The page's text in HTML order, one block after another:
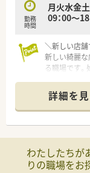
勤務
時間
月火水金
09：00～18
＼新しい店舗
新しい綺麗
る職場です
【店舗情報と
■最寄り駅で
り、お車での
■医薬品の採
まいの患者様
詳細を
わたしたちが
りの職場をお